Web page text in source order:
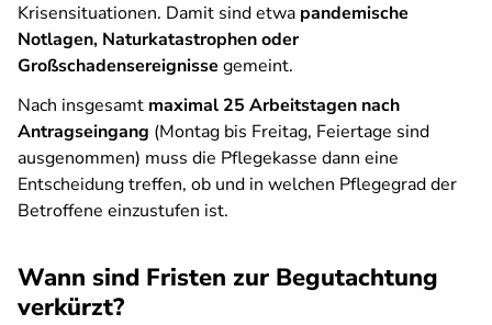
Krisensituationen. Damit sind etwa pandemische
Notlagen, Naturkatastrophen oder
Großschadensereignisse gemeint.
Nach insgesamt maximal 25 Arbeitstagen nach
Antragseingang (Montag bis Freitag, Feiertage sind
ausgenommen) muss die Pflegekasse dann eine
Entscheidung treffen, ob und in welchen Pflegegrad der
Betroffene einzustufen ist.
Wann sind Fristen zur Begutachtung
verkürzt?